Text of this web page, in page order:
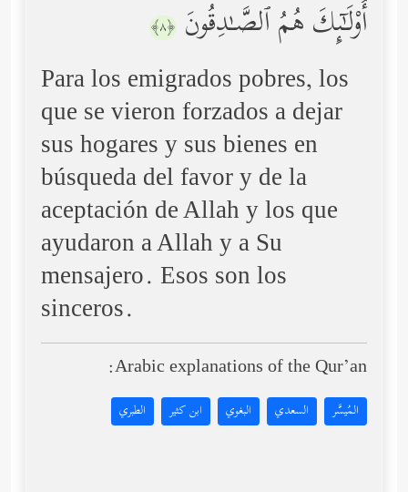
أُوْلَـٰۤىِٕكَ هُمُ ٱلصَّـٰدِقُونَ ﴿٨﴾
Para los emigrados pobres, los
que se vieron forzados a dejar
sus hogares y sus bienes en
búsqueda del favor y de la
aceptación de Allah y los que
ayudaron a Allah y a Su
mensajero. Esos son los
sinceros.
Arabic explanations of the Qur’an:
المُيسَّر السعدي البغوي ابن كثير الطبري